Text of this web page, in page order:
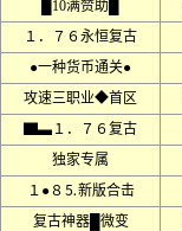
█10满赞助█
１．７６永恒复古
●一种货币通关●
攻速三职业◆首区
▇▃１．７６复古
独家专属
１●８⒌新版合击
复古神器█微变